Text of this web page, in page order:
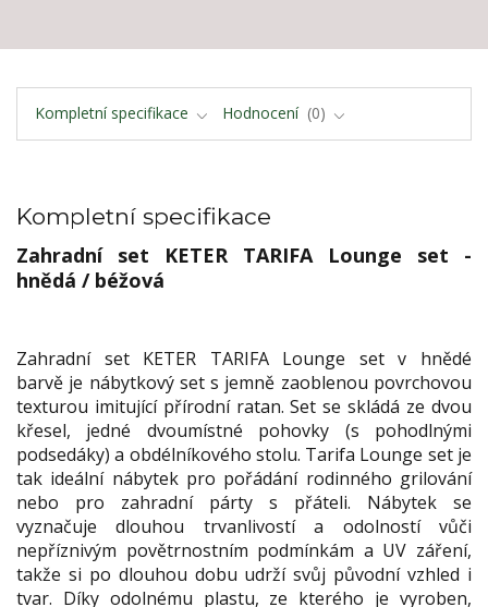
Kompletní specifikace Hodnocení 0
Kompletní specifikace
Zahradní set KETER TARIFA Lounge set -
hnědá / béžová
Zahradní set KETER TARIFA Lounge set v hnědé
barvě je nábytkový set s jemně zaoblenou povrchovou
texturou imitující přírodní ratan. Set se skládá ze dvou
křesel, jedné dvoumístné pohovky (s pohodlnými
podsedáky) a obdélníkového stolu. Tarifa Lounge set je
tak ideální nábytek pro pořádání rodinného grilování
nebo pro zahradní párty s přáteli. Nábytek se
vyznačuje dlouhou trvanlivostí a odolností vůči
nepříznivým povětrnostním podmínkám a UV záření,
takže si po dlouhou dobu udrží svůj původní vzhled i
tvar. Díky odolnému plastu, ze kterého je vyroben,